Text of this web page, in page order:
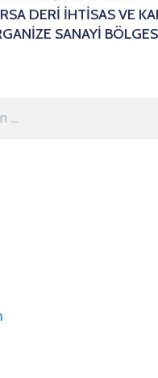
DERİ İHTİSAS VE
SANAYİ